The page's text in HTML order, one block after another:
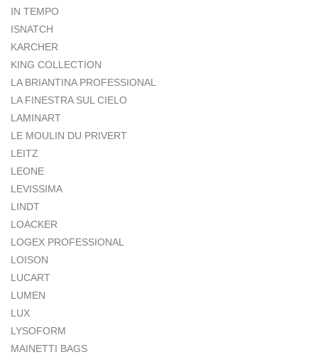
IN TEMPO
ISNATCH
KARCHER
KING COLLECTION
LA BRIANTINA PROFESSIONAL
LA FINESTRA SUL CIELO
LAMINART
LE MOULIN DU PRIVERT
LEITZ
LEONE
LEVISSIMA
LINDT
LOACKER
LOGEX PROFESSIONAL
LOISON
LUCART
LUMEN
LUX
LYSOFORM
MAINETTI BAGS